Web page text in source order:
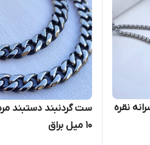
نقره
ست گردنبند دستبند
۱۰ میل براق